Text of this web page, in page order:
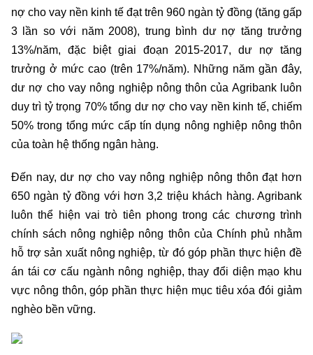
nợ cho vay nền kinh tế đạt trên 960 ngàn tỷ đồng (tăng gấp
3 lần so với năm 2008), trung bình dư nợ tăng trưởng
13%/năm, đặc biệt giai đoạn 2015-2017, dư nợ tăng
trưởng ở mức cao (trên 17%/năm). Những năm gần đây,
dư nợ cho vay nông nghiệp nông thôn của Agribank luôn
duy trì tỷ trọng 70% tổng dư nợ cho vay nền kinh tế, chiếm
50% trong tổng mức cấp tín dụng nông nghiệp nông thôn
của toàn hệ thống ngân hàng.
Đến nay, dư nợ cho vay nông nghiệp nông thôn đạt hơn
650 ngàn tỷ đồng với hơn 3,2 triệu khách hàng. Agribank
luôn thể hiện vai trò tiên phong trong các chương trình
chính sách nông nghiệp nông thôn của Chính phủ nhằm
hỗ trợ sản xuất nông nghiệp, từ đó góp phần thực hiện đề
án tái cơ cấu ngành nông nghiệp, thay đổi diện mạo khu
vực nông thôn, góp phần thực hiện mục tiêu xóa đói giảm
nghèo bền vững.